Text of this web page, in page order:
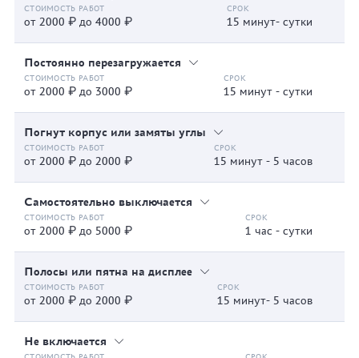
от 2000 ₽ до 4000 ₽ 15 минут- сутки
Постоянно перезагружается
от 2000 ₽ до 3000 ₽ 15 минут - сутки
Погнут корпус или замяты углы
от 2000 ₽ до 2000 ₽ 15 минут - 5 часов
Самостоятельно выключается
от 2000 ₽ до 5000 ₽ 1 час - сутки
Полосы или пятна на дисплее
от 2000 ₽ до 2000 ₽ 15 минут- 5 часов
Не включается